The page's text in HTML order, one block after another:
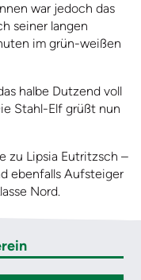
war jedoch das
seiner langen
im grün-weißen
halbe Dutzend voll
Stahl-Elf grüßt nun
zu Lipsia Eutritzsch –
ebenfalls Aufsteiger
Nord.